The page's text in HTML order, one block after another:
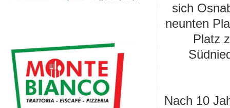
sich
neunten
Platz
Nach 10